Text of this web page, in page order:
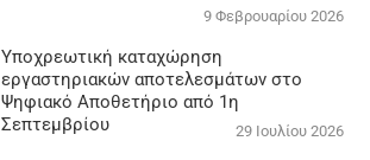
9 Φεβρουαρίου 2026
Υποχρεωτική καταχώρηση
εργαστηριακών αποτελεσμάτων στο
Ψηφιακό Αποθετήριο από 1η
Σεπτεμβρίου
29 Ιουλίου 2026